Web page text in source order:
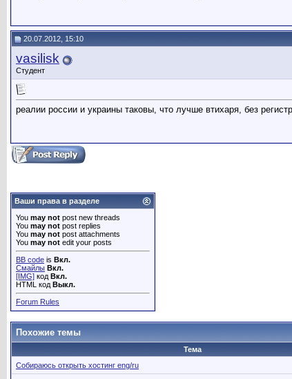
20.07.2012, 15:10
vasilisk
Студент
реалии россии и украины таковы, что лучше втихаря, без
Ваши права в разделе
You may not post new threads
You may not post replies
You may not post attachments
You may not edit your posts
BB code is Вкл.
Смайлы Вкл.
[IMG] код Вкл.
HTML код Выкл.
Forum Rules
Похожие темы
Тема
Собираюсь открыть хостинг eng/ru